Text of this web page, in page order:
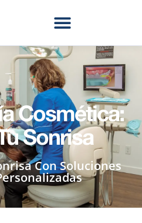
Cosmética:
Sonrisa
Con Soluciones